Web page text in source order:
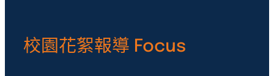
校園花絮報導 Focus